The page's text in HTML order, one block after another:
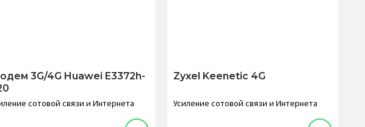
3G/4G Huawei E3372h-
сотовой связи и Интернета
Zyxel Keenetic 4G
Усиление сотовой связи и Интернета